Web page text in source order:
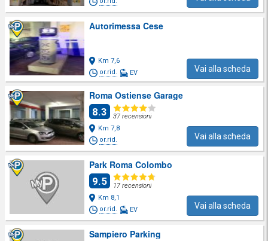
Autorimessa Cese
Km 7,6
or.rid.
EV Vai alla scheda
Roma Ostiense Garage
8.3
37 recensioni
Km 7,8
or.rid.
Vai alla scheda
Park Roma Colombo
9.5
17 recensioni
Km 8,1
or.rid.
EV Vai alla scheda
Sampiero Parking